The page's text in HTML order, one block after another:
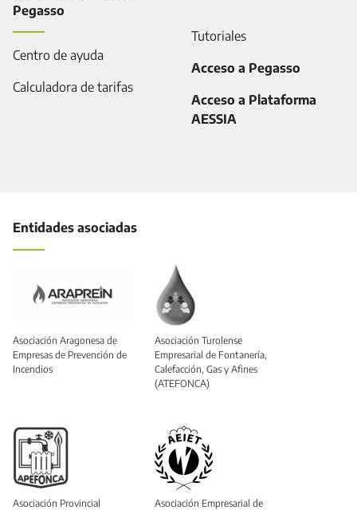
Pegasso
Centro de ayuda
Calculadora de tarifas
Tutoriales
Acceso a Pegasso
Acceso a Plataforma
AESSIA
Entidades asociadas
Asociación Aragonesa de
Empresas de Prevención de
Incendios
Asociación Turolense
Empresarial de Fontanería,
Calefacción, Gas y Afines
(ATEFONCA)
Asociación Provincial
Asociación Empresarial de